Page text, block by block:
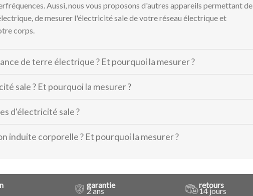
Aussi, nous vous proposons d'autres appareils permettant de
de mesurer l'électricité sale de votre réseau électrique et
corps.
de terre électrique ? Et pourquoi la mesurer ?
sale ? Et pourquoi la mesurer ?
d'électricité sale ?
induite corporelle ? Et pourquoi la mesurer ?
garantie
2 ans
retours
14 jours